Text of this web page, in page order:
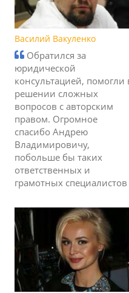
Василий Вакуленко
Обратился за
юридической
консультацией, помогли
решении сложных
вопросов с авторским
правом. Огромное
спасибо Андрею
Владимировичу,
побольше бы таких
ответственных и
грамотных специалистов